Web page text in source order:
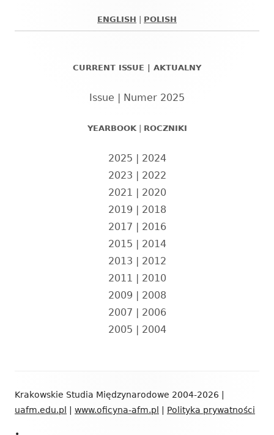
ENGLISH POLISH
CURRENT ISSUE | AKTUALNY
Issue | Numer 2025
YEARBOOK| ROCZNIKI
2025 | 2024
2023 | 2022
2021 | 2020
2019 | 2018
2017 | 2016
2015 | 2014
2013 | 2012
2011 | 2010
2009 | 2008
2007 | 2006
2005 | 2004
stopki
Krakowskie Studia Międzynarodowe 2004-2026 |
uafm.edu.pl
www.oficyna-afm.pl Polityka prywatności